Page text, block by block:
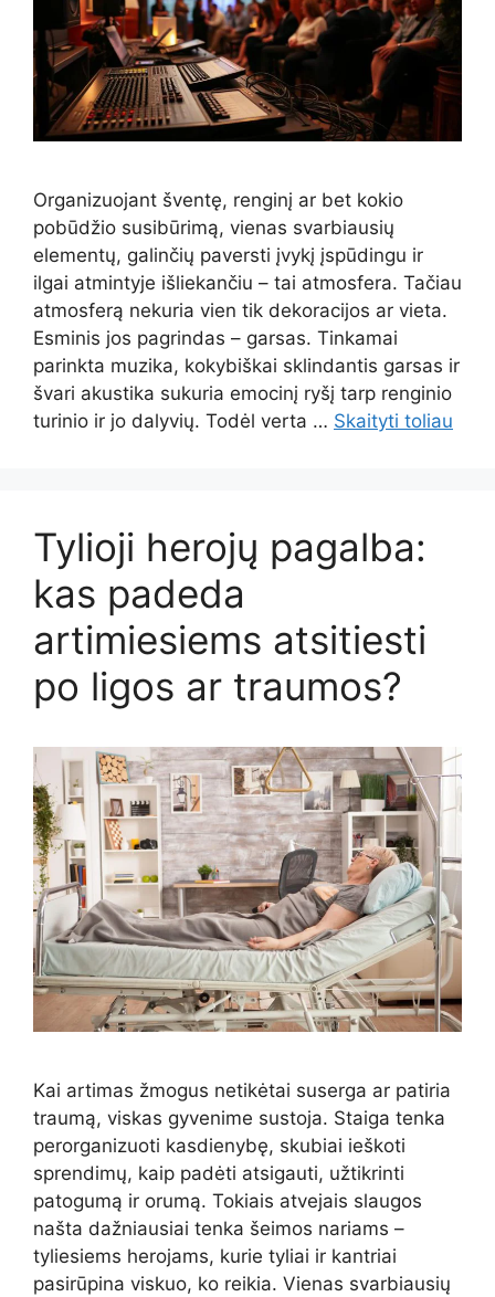
Organizuojant šventę, renginį ar bet kokio
pobūdžio susibūrimą, vienas svarbiausių
elementų, galinčių paversti įvykį įspūdingu ir
ilgai atmintyje išliekančiu – tai atmosfera. Tačiau
atmosferą nekuria vien tik dekoracijos ar vieta.
Esminis jos pagrindas – garsas. Tinkamai
parinkta muzika, kokybiškai sklindantis garsas ir
švari akustika sukuria emocinį ryšį tarp renginio
turinio ir jo dalyvių. Todėl verta … Skaityti toliau
Tylioji herojų pagalba:
kas padeda
artimiesiems atsitiesti
po ligos ar traumos?
Kai artimas žmogus netikėtai suserga ar patiria
traumą, viskas gyvenime sustoja. Staiga tenka
perorganizuoti kasdienybę, skubiai ieškoti
sprendimų, kaip padėti atsigauti, užtikrinti
patogumą ir orumą. Tokiais atvejais slaugos
našta dažniausiai tenka šeimos nariams –
tyliesiems herojams, kurie tyliai ir kantriai
pasirūpina viskuo, ko reikia. Vienas svarbiausių